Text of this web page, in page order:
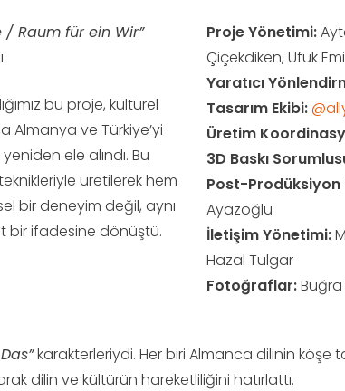
/ Raum für ein Wir”
bu proje, kültürel
ve Türkiye’yi
ele alındı. Bu
üretilerek hem
bir deneyim değil, aynı
bir ifadesine dönüştü.
Proje Yönetimi:
Çiçekdiken, Ufuk
Yaratıcı
Tasarım Ekibi:
Üretim
3D Baskı
Post-Prodüksiyon
Ayazoğlu
İletişim Yönetimi:
Hazal Tulgar
Fotoğraflar:Buğra
karakterleriydi. Her biri Almanca dilinin köşe
dilin ve kültürün hareketliliğini hatırlattı.